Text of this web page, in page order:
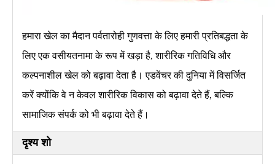
हमारा खेल का मैदान पर्वतारोही गुणवत्ता के लिए हमारी प्रतिबद्धता के
लिए एक वसीयतनामा के रूप में खड़ा है, शारीरिक गतिविधि और
कल्पनाशील खेल को बढ़ावा देता है। एडवेंचर की दुनिया में विसर्जित
करें क्योंकि वे न केवल शारीरिक विकास को बढ़ावा देते हैं, बल्कि
सामाजिक संपर्क को भी बढ़ावा देते हैं।
दृश्य शो